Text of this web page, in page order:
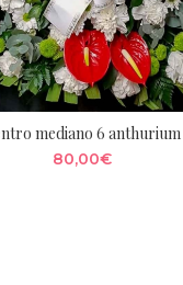
mediano 6 anthurium
80,00€